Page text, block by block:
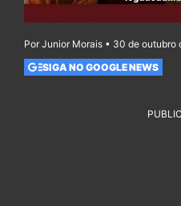
Por Junior Morais • 30 de outubro
SIGA NO GOOGLE NEWS